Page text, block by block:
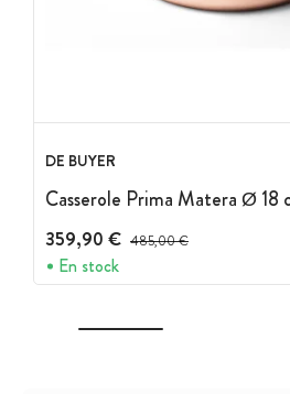
DE BUYER
Casserole Prima Matera Ø 18
359,90 € Prix avant réduction :
485,00 €
En stock